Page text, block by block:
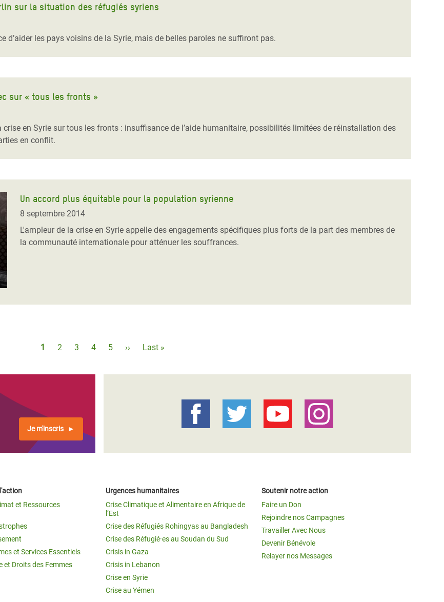
sur la situation des réfugiés syriens
d’aider les pays voisins de la Syrie, mais de belles paroles ne suffiront pas.
sur « tous les fronts »
en Syrie sur tous les fronts : insuffisance de l’aide humanitaire, possibilités limitées de réinstallation des
en conflit.
Un accord plus équitable pour la population syrienne
8 septembre 2014
L'ampleur de la crise en Syrie appelle des engagements spécifiques plus forts de la part des membres de
la communauté internationale pour atténuer les souffrances.
Page
1 Page
2 Page
3 Page
4 Page
5
Page
››
Dernière
Last »
Je m'inscris
et Ressources
et Services Essentiels
et Droits des Femmes
Urgences humanitaires
Crise Climatique et Alimentaire en Afrique de
l’Est
Crise des Réfugiés Rohingyas au Bangladesh
Crise des Réfugié·es au Soudan du Sud
Crisis in Gaza
Crisis in Lebanon
Crise en Syrie
Crise au Yémen
Soutenir notre action
Faire un Don
Rejoindre nos Campagnes
Travailler Avec Nous
Devenir Bénévole
Relayer nos Messages